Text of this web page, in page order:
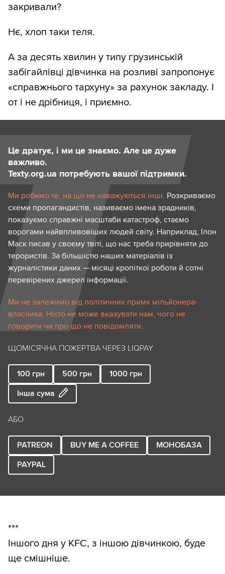
закривали?
Нє, хлоп таки теля.
А за десять хвилин у типу грузинській
забігайлівці дівчинка на розливі запропонує
«справжнього тархуну» за рахунок закладу. І
от і не дрібниця, і приємно.
Це дратує, і ми це знаємо. Але це дуже
важливо.
Texty.org.ua потребують вашої підтримки.
Ми робимо те, на що не наважуються інші. Розкриваємо
схеми пропагандистів, називаємо імена зрадників,
показуємо справжні масштаби катастроф, стаємо
ворогами найвпливовіших людей світу. Наприклад, Ілон
Маск писав у своєму твіті, що нас треба прирівняти до
терористів. За більшістю наших матеріалів із
журналістики даних — місяці кропіткої роботи й сотні
перевірених джерел інформації.
Ми не залежимо від політичних примх мільйонера-
власника. Ніхто не може вказувати нам, чого не
говорити чи про що не повідомляти.
ЩОМІСЯЧНА ПОЖЕРТВА ЧЕРЕЗ LIQPAY
100 грн 500 грн 1000 грн
Інша сума
АБО
PATREON BUY ME A COFFEE
МОНОБАЗА
PAYPAL
***
Іншого дня у KFC, з іншою дівчинкою, буде
ще смішніше.